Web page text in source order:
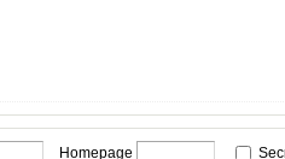
Homepage